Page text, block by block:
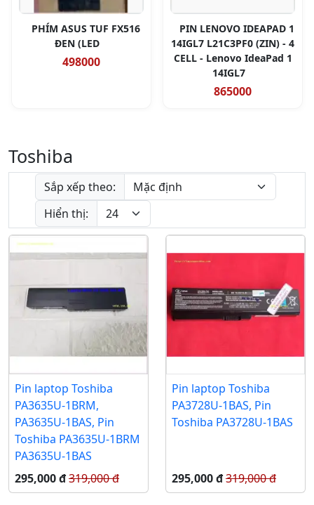
PHÍM ASUS TUF FX516
ĐEN (LED
498000
PIN LENOVO IDEAPAD 1
14IGL7 L21C3PF0 (ZIN) - 4
CELL - Lenovo IdeaPad 1
14IGL7
865000
Toshiba
Sắp xếp theo:
Hiển thị:
Pin laptop Toshiba
PA3635U-1BRM,
PA3635U-1BAS, Pin
Toshiba PA3635U-1BRM
PA3635U-1BAS
295,000 đ319,000 đ
Pin laptop Toshiba
PA3728U-1BAS, Pin
Toshiba PA3728U-1BAS
295,000 đ319,000 đ